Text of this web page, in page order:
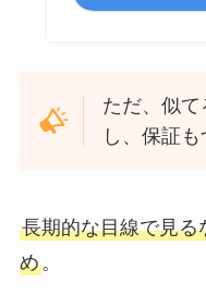
ただ、似
し、保証も
長期的な目線で見る
め。